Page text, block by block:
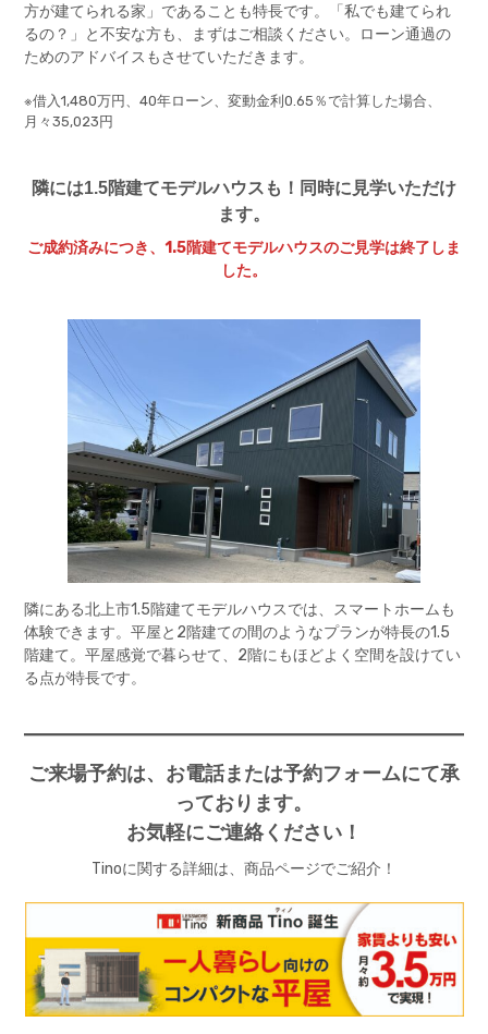
方が建てられる家」であることも特長です。「私でも建てられ
るの？」と不安な方も、まずはご相談ください。ローン通過の
ためのアドバイスもさせていただきます。
※借入1,480万円、40年ローン、変動金利0.65％で計算した場合、
月々35,023円
隣には1.5階建てモデルハウスも！同時に見学いただけ
ます。
ご成約済みにつき、1.5階建てモデルハウスのご見学は終了しま
した。
隣にある北上市1.5階建てモデルハウスでは、スマートホームも
体験できます。平屋と2階建ての間のようなプランが特長の1.5
階建て。平屋感覚で暮らせて、2階にもほどよく空間を設けてい
る点が特長です。
ご来場予約は、お電話または予約フォームにて承
っております。
お気軽にご連絡ください！
Tinoに関する詳細は、商品ページでご紹介！